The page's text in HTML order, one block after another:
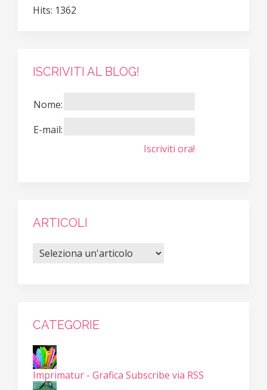
Hits: 1362
ISCRIVITI AL BLOG!
Nome:
E-mail:
Iscriviti ora!
ARTICOLI
CATEGORIE
Imprimatur - Grafica Subscribe via RSS